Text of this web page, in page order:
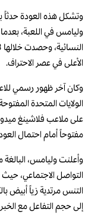
وتشكل هذه العودة حدثاً
وليامس في اللعبة،
الأعلى في عصر الاحتراف.
وكان آخر ظهور رسمي
على ملاعب فلاشينغ
مفتوحاً أمام احتمال
التواصل الاجتماعي،
التنس مرتدية زياً أبيض
إلى حجم التفاعل مع